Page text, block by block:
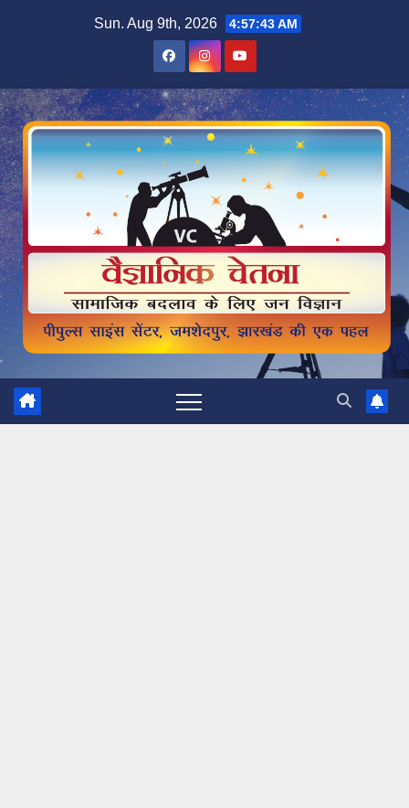
Sun. Aug 9th, 2026 4:57:45 AM